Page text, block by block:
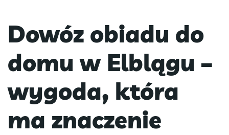
Dowóz obiadu do
domu w Elblągu –
wygoda, która
ma znaczenie